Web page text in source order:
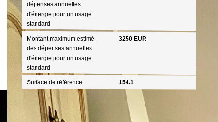
dépenses annuelles
d'énergie pour un usage
standard
Montant maximum estimé
des dépenses annuelles
d'énergie pour un usage
standard
3250 EUR
Surface de référence 154.1